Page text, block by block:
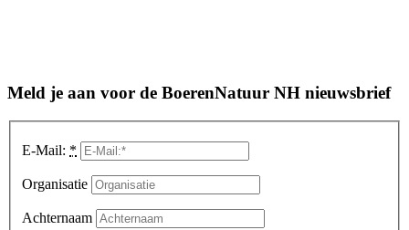
Meld je aan voor de BoerenNatuur NH nieuwsbrief
E-Mail: *
Organisatie
Achternaam